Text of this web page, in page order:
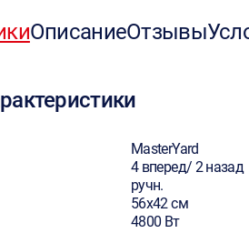
ОписаниеОтзывы
MasterYard
4 вперед/ 2 назад
ручн.
56х42 см
4800 Вт